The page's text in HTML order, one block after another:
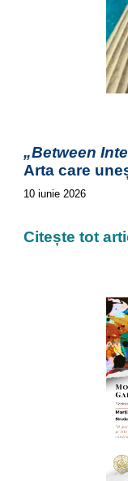
„Between
Arta care
10 iunie 2026
Citește tot